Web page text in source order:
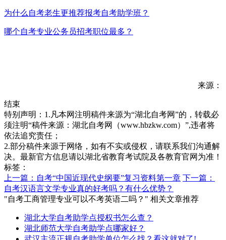
为什么自考老生更推荐报考自考助学班？
哪个自考专业公务员招考职位最多？
来源：
结束
特别声明：1.凡本网注明稿件来源为“湖北自考网”的，转载必
须注明“稿件来源：湖北自考网（www.hbzkw.com）”,违者将
依法追究责任；
2.部分稿件来源于网络，如有不实或侵权，请联系我们沟通解
决。最新官方信息请以湖北省教育考试院及各教育官网为准！
标签：
上一篇：自考“中国近现代史纲要”复习资料第一章 下一篇：
自考汉语言文学专业真的好考吗？有什么优势？
"自考工商管理专业可以不考英语二吗？" 相关文章推荐
湖北大学自考助学点授权书怎么查？
湖北师范大学自考助学点哪家好？